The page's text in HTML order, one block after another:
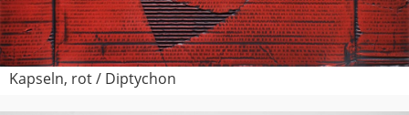
Kapseln, rot / Diptychon